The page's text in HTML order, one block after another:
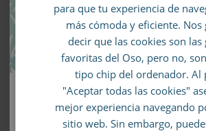
¿Cuándo empiezan a hablar los
aquí algunos datos cientifícos
desarrollo del lenguaje infantil
ISABEL FERNÁNDEZ-SHAW
para que tu experiencia de
más cómoda y eficiente. Nos
decir que las cookies son las
favoritas del Oso, pero no,
tipo chip del ordenador. Al
"Aceptar todas las cookies"
mejor experiencia navegando
sitio web. Sin embargo,
Llévate un 10% de
primer pedido